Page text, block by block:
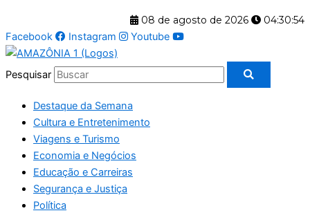
08 de agosto de 2026
04:30:54
Facebook
Instagram Youtube
Pesquisar
Destaque da Semana
Cultura e Entretenimento
Viagens e Turismo
Economia e Negócios
Educação e Carreiras
Segurança e Justiça
Política